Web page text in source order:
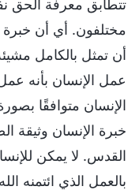
تتطابق معرفة الحق
مختلفون. أي أن خبرة
أن تمثل بالكامل
عمل الإنسان بأنه
الإنسان متوافقًا
خبرة الإنسان وثيقة
القدس. لا يمكن
بالعمل الذي ائتمنه